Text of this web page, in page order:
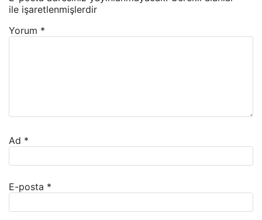
ile işaretlenmişlerdir
Yorum *
Ad *
E-posta *